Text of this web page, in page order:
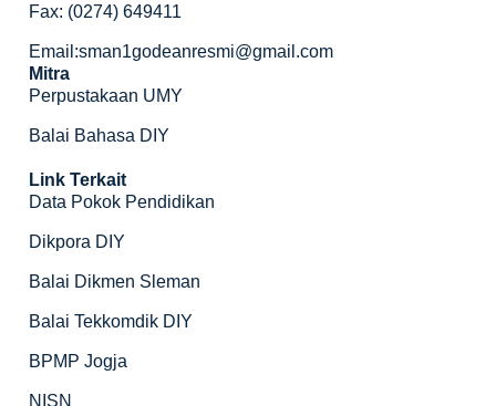
Fax: (0274) 649411
Email:sman1godeanresmi@gmail.com
Mitra
Perpustakaan UMY
Balai Bahasa DIY
Link Terkait
Data Pokok Pendidikan
Dikpora DIY
Balai Dikmen Sleman
Balai Tekkomdik DIY
BPMP Jogja
NISN